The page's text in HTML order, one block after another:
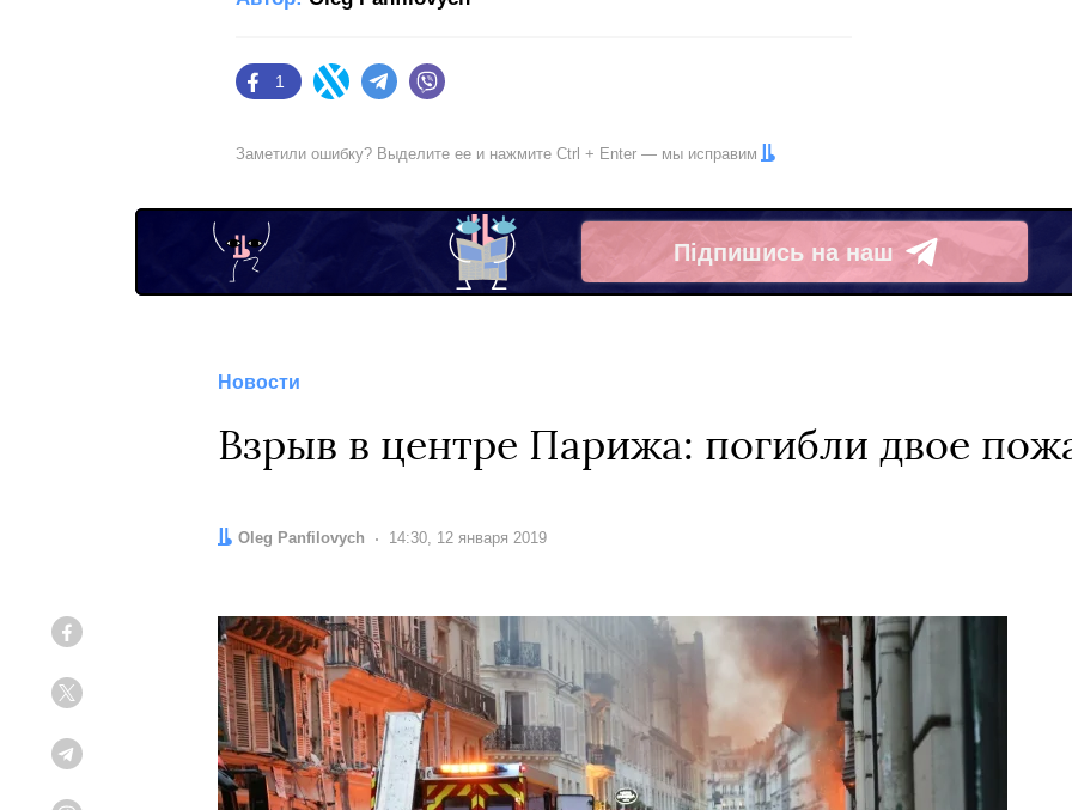
Facebook
1
Twitter Telegram
Заметили ошибку? Выделите ее и нажмите Ctrl + Enter — мы исправим
Підпишись на наш
Telegram
Новости
Взрыв в центре Парижа: погибли двое
Автор:
Oleg Panfilovych Дата:
14:30, 12 января 2019